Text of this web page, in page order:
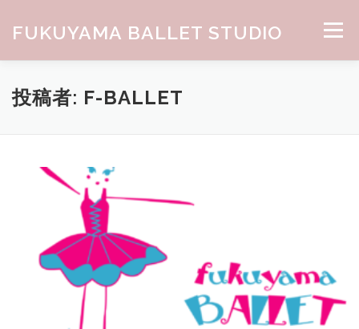
FUKUYAMA BALLET STUDIO メニュー
HOME ABOUT CLASS
投稿者: F-BALLET